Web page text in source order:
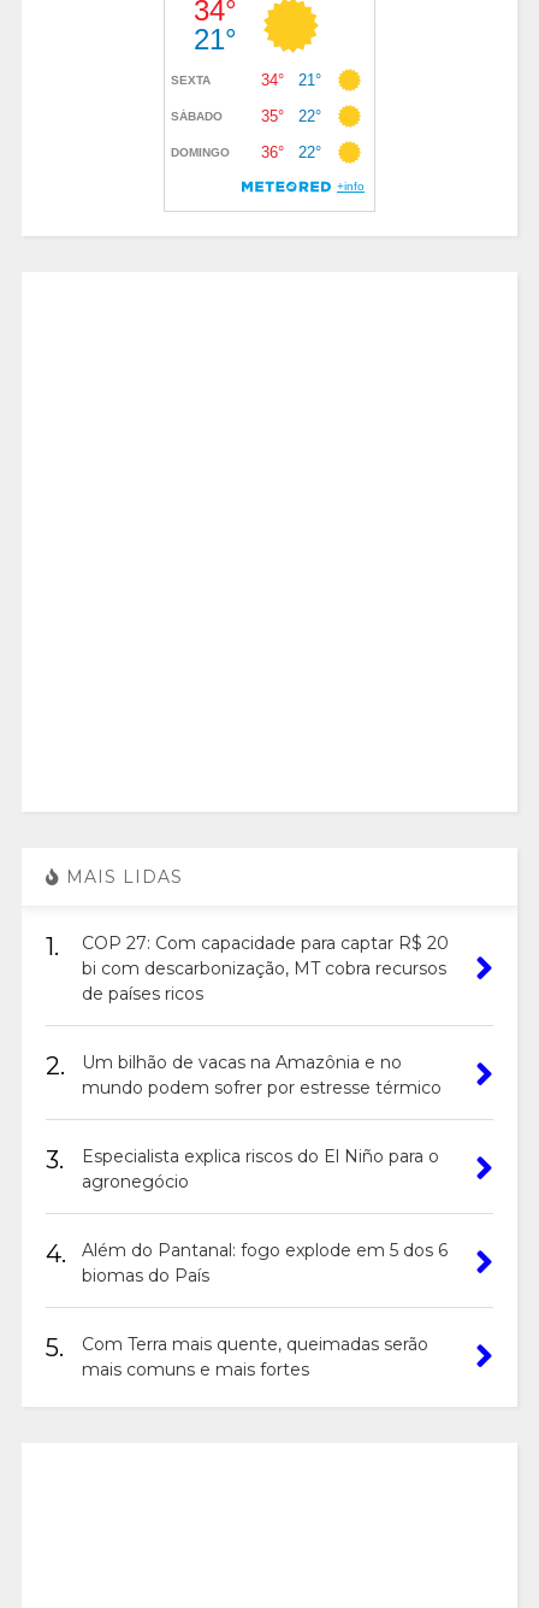
MAIS LIDAS
1.
COP 27: Com capacidade para captar R$ 20
bi com descarbonização, MT cobra recursos
de países ricos
2.
Um bilhão de vacas na Amazônia e no
mundo podem sofrer por estresse térmico
3.
Especialista explica riscos do El Niño para o
agronegócio
4.
Além do Pantanal: fogo explode em 5 dos 6
biomas do País
5.
Com Terra mais quente, queimadas serão
mais comuns e mais fortes